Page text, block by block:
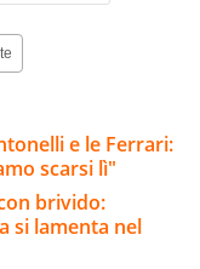
e le Ferrari:
scarsi lì"
brivido:
si lamenta nel